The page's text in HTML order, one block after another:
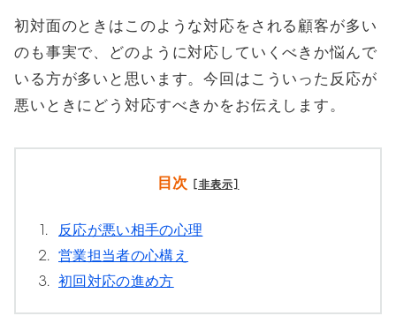
初対面のときはこのような対応をされる顧客が多い
のも事実で、どのように対応していくべきか悩んで
いる方が多いと思います。今回はこういった反応が
悪いときにどう対応すべきかをお伝えします。
目次 [非表示]
1.
反応が悪い相手の心理
2.
営業担当者の心構え
3.
初回対応の進め方